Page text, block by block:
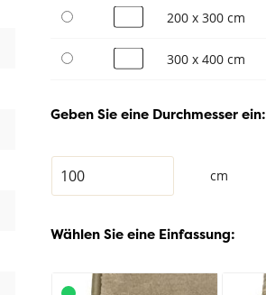
200 x 300 cm
300 x 400 cm
Geben Sie eine Durchmesser ein:
cm
Wählen Sie eine Einfassung: